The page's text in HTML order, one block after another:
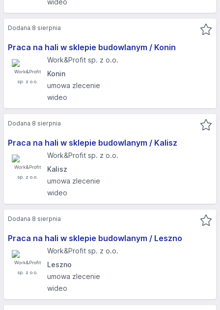
wideo
Praca na hali w sklepie budowlanym / Konin
Work&Profit sp. z o.o.
Konin
umowa zlecenie
wideo
Dodana 8 sierpnia
Praca na hali w sklepie budowlanym / Kalisz
Work&Profit sp. z o.o.
Kalisz
umowa zlecenie
wideo
Dodana 8 sierpnia
Praca na hali w sklepie budowlanym / Leszno
Work&Profit sp. z o.o.
Leszno
umowa zlecenie
wideo
Dodana 8 sierpnia